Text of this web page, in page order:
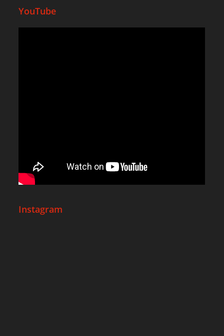
YouTube
Instagram